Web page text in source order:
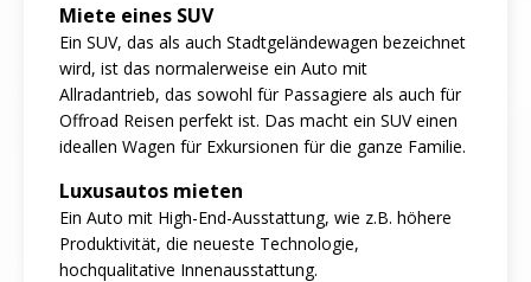
Miete eines SUV
Ein SUV, das als auch Stadtgeländewagen bezeichnet
wird, ist das normalerweise ein Auto mit
Allradantrieb, das sowohl für Passagiere als auch für
Offroad Reisen perfekt ist. Das macht ein SUV einen
ideallen Wagen für Exkursionen für die ganze Familie.
Luxusautos mieten
Ein Auto mit High-End-Ausstattung, wie z.B. höhere
Produktivität, die neueste Technologie,
hochqualitative Innenausstattung.